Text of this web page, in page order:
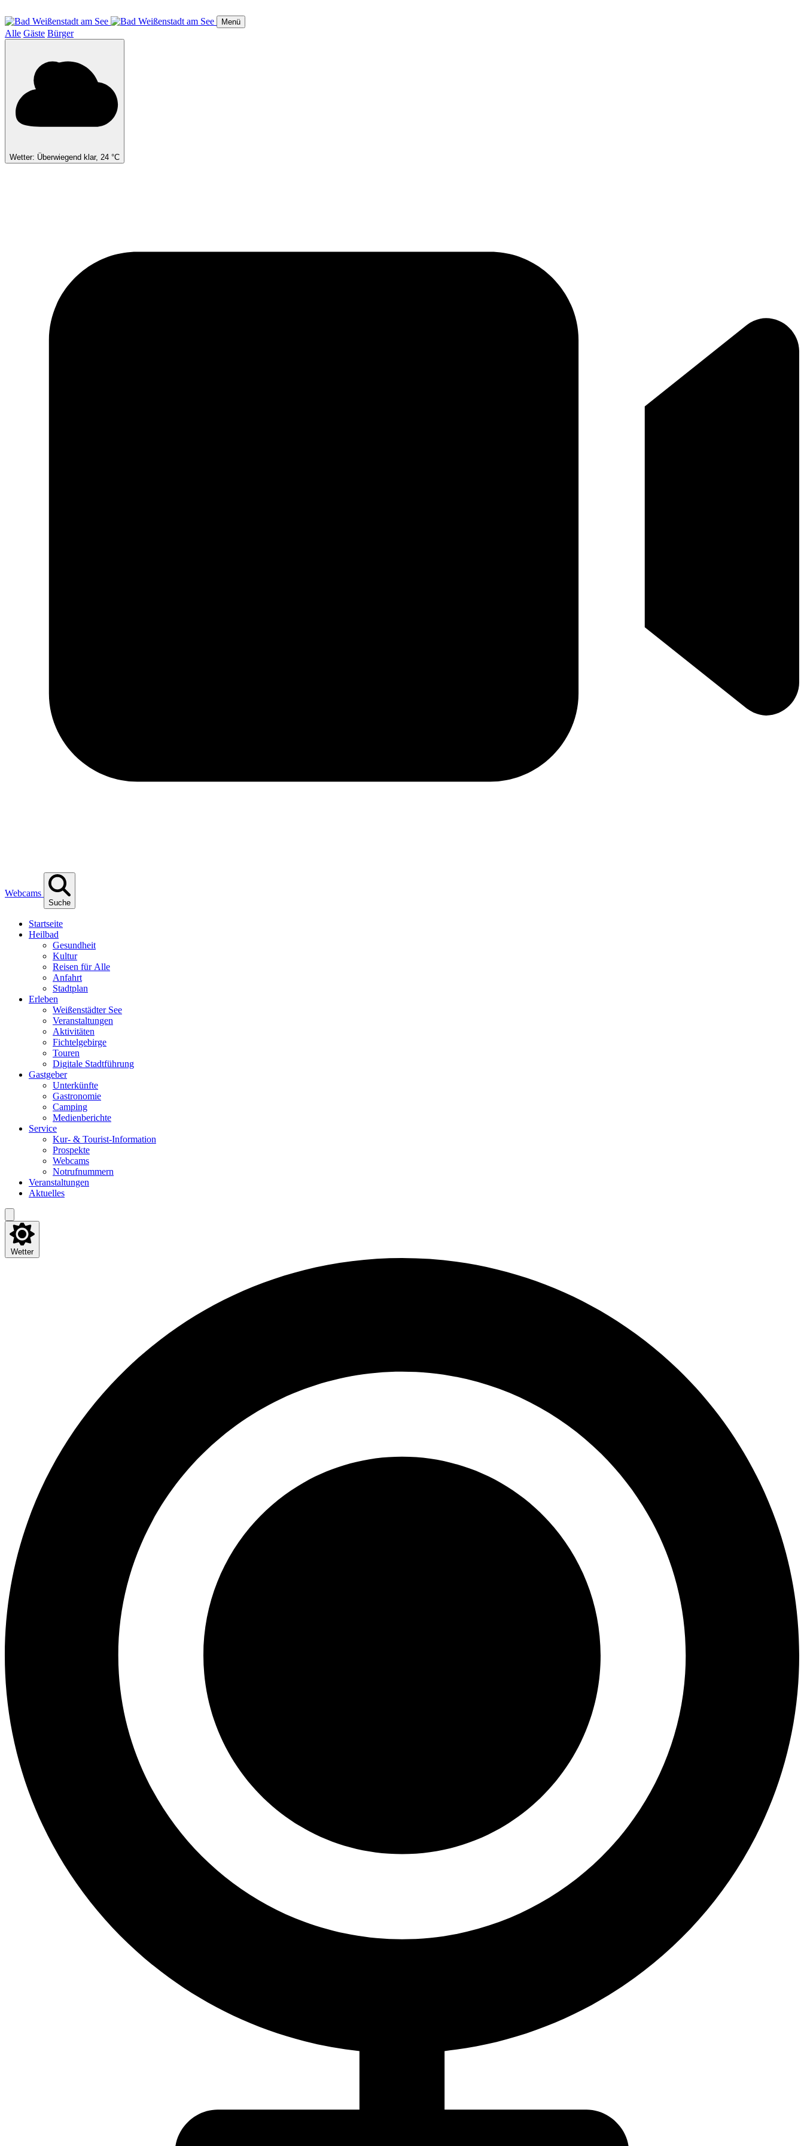
zum
Inhalt
Menü
Alle Gäste Bürger
Wetter: Überwiegend klar, 24 °C
Webcams
Suche
Start­sei­te
Heil­bad
Gesund­heit
Kul­tur
Rei­sen für Alle
Anfahrt
Stadt­plan
Erle­ben
Wei­ßen­städ­ter See
Ver­an­stal­tun­gen
Akti­vi­tä­ten
Fich­tel­ge­bir­ge
Tou­ren
Digi­ta­le Stadtführung
Gast­ge­ber
Unter­künf­te
Gas­tro­no­mie
Cam­ping
Medi­en­be­rich­te
Ser­vice
Kur- & Tourist-Information
Pro­spek­te
Web­cams
Not­ruf­num­mern
Ver­an­stal­tun­gen
Aktu­el­les
Wetter